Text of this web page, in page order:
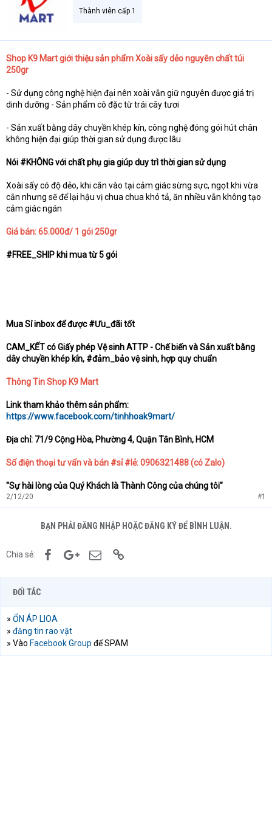
Thành viên cấp 1
Shop K9 Mart giới thiệu sản phẩm Xoài sấy dẻo nguyên chất túi
250gr
- Sử dụng công nghệ hiện đại nên xoài vẫn giữ nguyên được giá trị
dinh dưỡng - Sản phẩm cô đặc từ trái cây tươi
- Sản xuất bằng dây chuyền khép kín, công nghệ đóng gói hút chân
không hiện đại giúp thời gian sử dụng được lâu
Nói #KHÔNG với chất phụ gia giúp duy trì thời gian sử dụng
Xoài sấy có độ dẻo, khi cắn vào tại cảm giác sừng sực, ngọt khi vừa
cắn nhưng sẽ để lại hậu vị chua chua khó tả, ăn nhiều vẫn không tạo
cảm giác ngán
Giá bán: 65.000đ/ 1 gói 250gr
#FREE_SHIP khi mua từ 5 gói
Mua Sỉ inbox để được #Ưu_đãi tốt
CAM_KẾT có Giấy phép Vệ sinh ATTP - Chế biến và Sản xuất bằng
dây chuyền khép kín, #đảm_bảo vệ sinh, hợp quy chuẩn
Thông Tin Shop K9 Mart
Link tham khảo thêm sản phẩm:
https://www.facebook.com/tinhhoak9mart/
Địa chỉ: 71/9 Cộng Hòa, Phường 4, Quận Tân Bình, HCM
Số điện thoại tư vấn và bán #sỉ #lẻ: 0906321488 (có Zalo)
"Sự hài lòng của Quý Khách là Thành Công của chúng tôi"
2/12/20 #1
BẠN PHẢI ĐĂNG NHẬP HOẶC ĐĂNG KÝ ĐỂ BÌNH LUẬN.
Chia sẻ: FacebookGoogle+Email
ĐỐI TÁC
» ỔN ÁP LIOA
» đăng tin rao vặt
» Vào Facebook Group để SPAM